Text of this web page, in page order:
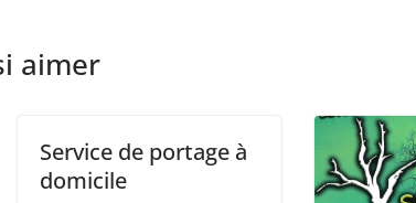
aimer
Service de portage à
domicile